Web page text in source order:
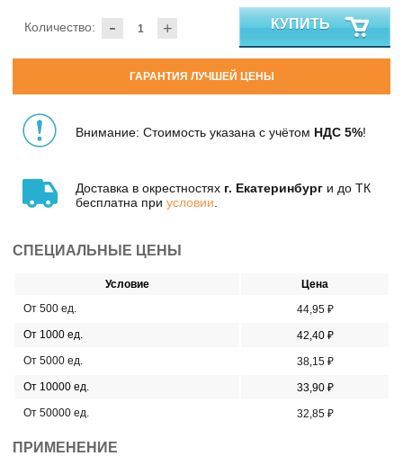
- +
Количество: КУПИТЬ
ГАРАНТИЯ ЛУЧШЕЙ ЦЕНЫ
Внимание: Стоимость указана с учётом НДС 5%!
Доставка в окрестностях г. Екатеринбург и до ТК
бесплатна при условии
СПЕЦИАЛЬНЫЕ ЦЕНЫ
Условие
Цена
От 500 ед.
44,95 ₽
От 1000 ед.
42,40 ₽
От 5000 ед.
38,15 ₽
От 10000 ед.
33,90 ₽
От 50000 ед.
32,85 ₽
ПРИМЕНЕНИЕ